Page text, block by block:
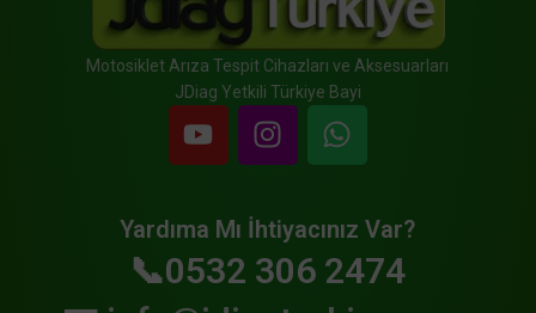
Motosiklet Arıza Tespit Cihazları ve Aksesuarları
JDiag Yetkili Türkiye Bayi
Yardıma Mı İhtiyacınız Var?
📞0532 306 2474